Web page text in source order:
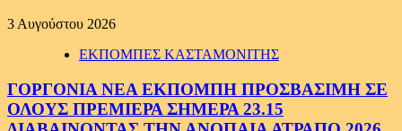
3 Αυγούστου 2026
ΕΚΠΟΜΠΕΣ ΚΑΣΤΑΜΟΝΙΤΗΣ
ΓΟΡΓΟΝΙΑ ΝΕΑ ΕΚΠΟΜΠΗ ΠΡΟΣΒΑΣΙΜΗ ΣΕ
ΟΛΟΥΣ ΠΡΕΜΙΕΡΑ ΣΗΜΕΡΑ 23.15